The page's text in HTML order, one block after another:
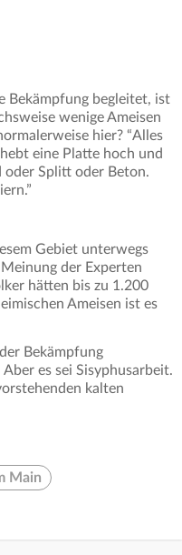
Bekämpfung begleitet, ist
wenige Ameisen
hier? “Alles
eine Platte hoch und
oder Splitt oder Beton.
Gebiet unterwegs
der Experten
hätten bis zu 1.200
Ameisen ist es
Bekämpfung
es sei Sisyphusarbeit.
kalten
Main